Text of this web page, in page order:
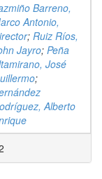
Barreno,
Antonio,
; Ruiz Ríos,
Jayro; Peña
José
;
Alberto